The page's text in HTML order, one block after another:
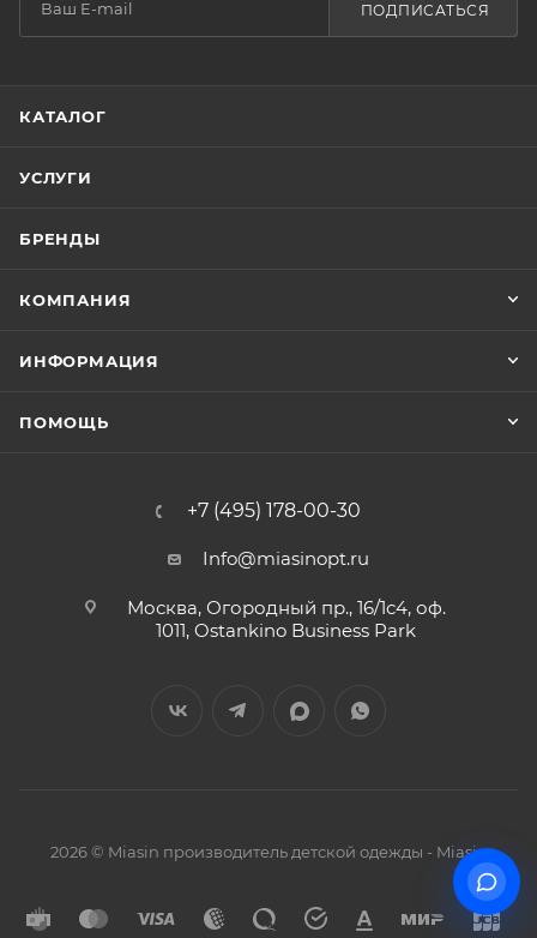
ПОДПИСАТЬСЯ
КАТАЛОГ
УСЛУГИ
БРЕНДЫ
КОМПАНИЯ
ИНФОРМАЦИЯ
ПОМОЩЬ
+7 (495) 178-00-30
Info@miasinopt.ru
Москва, Огородный пр., 16/1с4, оф.
1011, Ostankino Business Park
2026 © Miasin производитель детской одежды - Miasin